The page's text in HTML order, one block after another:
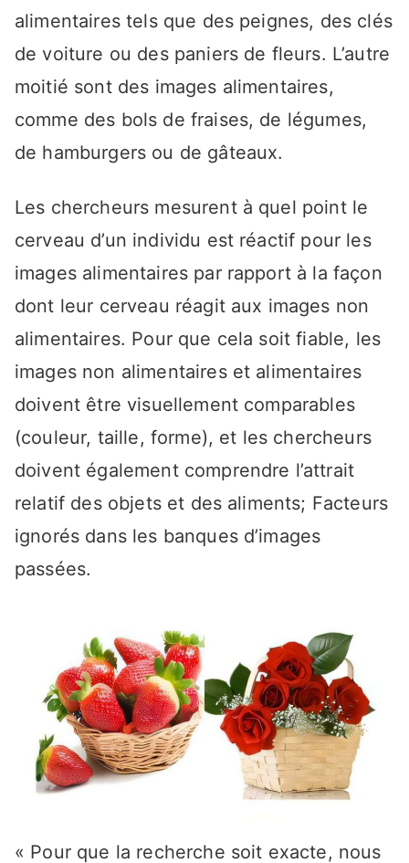
alimentaires tels que des peignes, des clés
de voiture ou des paniers de fleurs. L’autre
moitié sont des images alimentaires,
comme des bols de fraises, de légumes,
de hamburgers ou de gâteaux.
Les chercheurs mesurent à quel point le
cerveau d’un individu est réactif pour les
images alimentaires par rapport à la façon
dont leur cerveau réagit aux images non
alimentaires. Pour que cela soit fiable, les
images non alimentaires et alimentaires
doivent être visuellement comparables
(couleur, taille, forme), et les chercheurs
doivent également comprendre l’attrait
relatif des objets et des aliments; Facteurs
ignorés dans les banques d’images
passées.
« Pour que la recherche soit exacte, nous